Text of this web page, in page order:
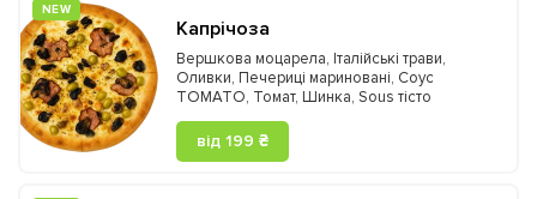
NEW
Капрічоза
Вершкова моцарела, Італійські трави,
Оливки, Печериці мариновані, Соус
TOMATO, Томат, Шинка, Sous тісто
від 199 ₴